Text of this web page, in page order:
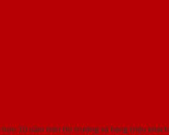
10 năm trên thị trường và hàng triệu